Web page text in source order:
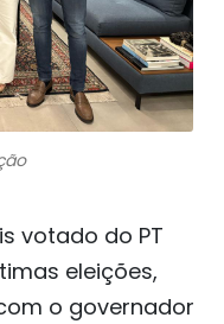
votado do PT
eleições,
o governador